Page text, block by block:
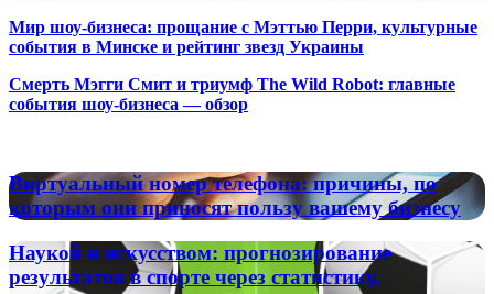
Мир шоу-бизнеса: прощание с Мэттью Перри, культурные
события в Минске и рейтинг звезд Украины
Смерть Мэгги Смит и триумф The Wild Robot: главные
события шоу-бизнеса — обзор
Виртуальный
номер
телефона:
причины,
по
которым
Виртуальный номер телефона: причины, по
которым они приносят пользу вашему бизнесу
Наукой
искусством:
Наукой и искусством: прогнозирование
результатов в спорте через статистику,